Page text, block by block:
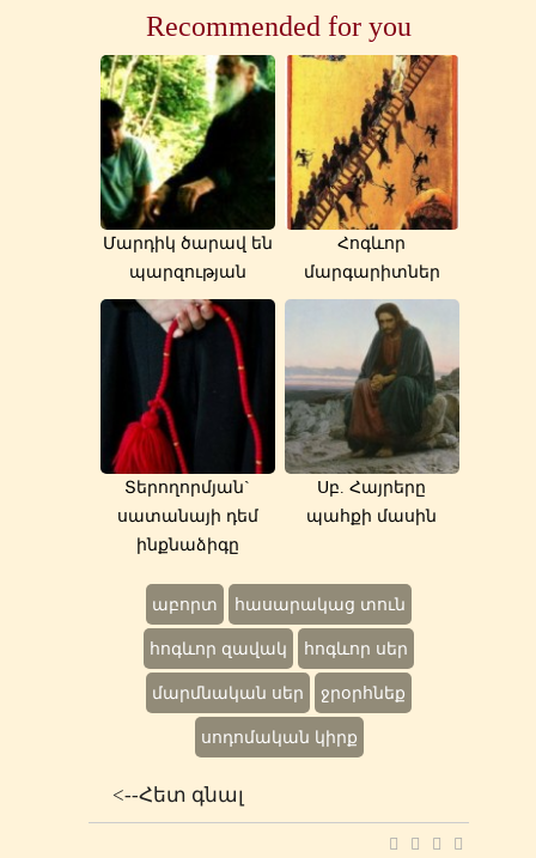
Recommended for you
Մարդիկ ծարավ են
պարզության
Հոգևոր
մարգարիտներ
Տերողորմյան`
սատանայի դեմ
ինքնաձիգը
Սբ. Հայրերը
պահքի մասին
աբորտ հասարակաց տուն
հոգևոր զավակ հոգևոր սեր
մարմնական սեր ջրօրհնեք
սոդոմական կիրք
<--Հետ գնալ